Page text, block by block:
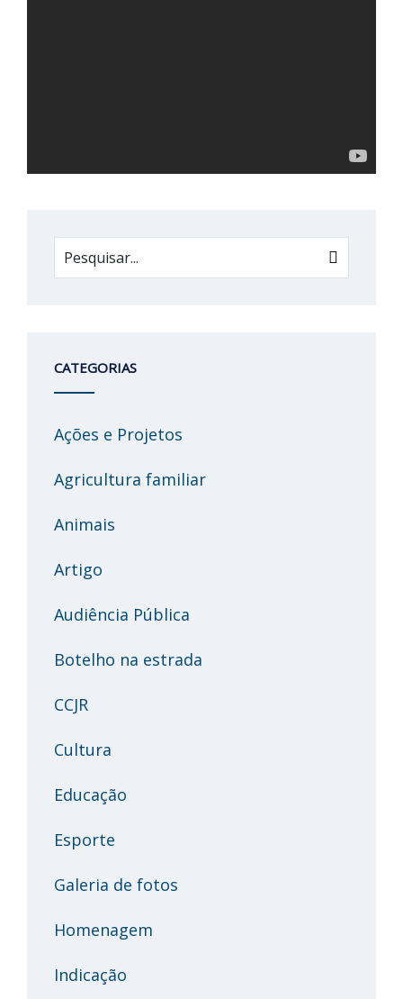
CATEGORIAS
Ações e Projetos
Agricultura familiar
Animais
Artigo
Audiência Pública
Botelho na estrada
CCJR
Cultura
Educação
Esporte
Galeria de fotos
Homenagem
Indicação